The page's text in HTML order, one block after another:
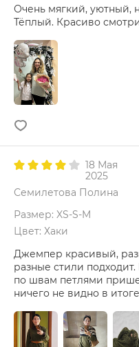
Очень мягкий, уютный,
Тёплый. Красиво
18 Мая
2025
Семилетова Полина
Размер: XS-S-M
Цвет: Хаки
Джемпер красивый,
разные стили
по швам петлями
ничего не видно в